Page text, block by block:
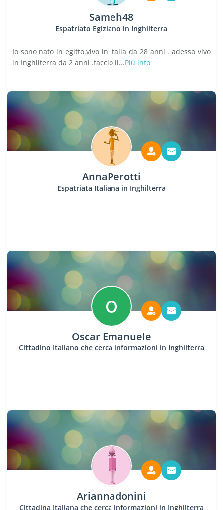
Sameh48
Espatriato Egiziano in Inghilterra
Io sono nato in egitto.vivo in Italia da 28 anni . adesso vivo
in Inghilterra da 2 anni .faccio il...Più info
AnnaPerotti
Espatriata Italiana in Inghilterra
O
Oscar Emanuele
Cittadino Italiano che cerca informazioni in Inghilterra
Ariannadonini
Cittadina Italiana che cerca informazioni in Inghilterra